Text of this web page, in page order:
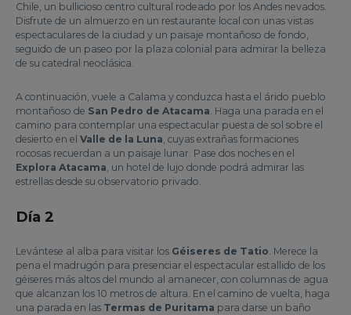
Chile, un bullicioso centro cultural rodeado por los Andes nevados.
Disfrute de un almuerzo en un restaurante local con unas vistas
espectaculares de la ciudad y un paisaje montañoso de fondo,
seguido de un paseo por la plaza colonial para admirar la belleza
de su catedral neoclásica.
A continuación, vuele a Calama y conduzca hasta el árido pueblo
montañoso de San Pedro de Atacama. Haga una parada en el
camino para contemplar una espectacular puesta de sol sobre el
desierto en el Valle de la Luna, cuyas extrañas formaciones
rocosas recuerdan a un paisaje lunar. Pase dos noches en el
Explora Atacama, un hotel de lujo donde podrá admirar las
estrellas desde su observatorio privado.
Día 2
Levántese al alba para visitar los Géiseres de Tatio. Merece la
pena el madrugón para presenciar el espectacular estallido de los
géiseres más altos del mundo al amanecer, con columnas de agua
que alcanzan los 10 metros de altura. En el camino de vuelta, haga
una parada en las Termas de Puritama para darse un baño